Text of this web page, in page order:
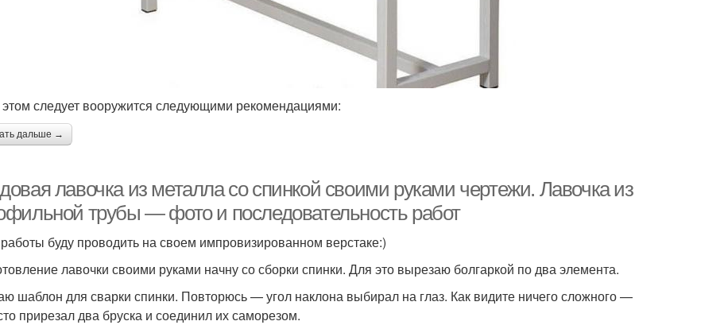
следует вооружится следующими рекомендациями:
дальше →
лавочка из металла со спинкой своими руками чертежи. Лавочка из
трубы — фото и последовательность работ
буду проводить на своем импровизированном верстаке:)
лавочки своими руками начну со сборки спинки. Для это вырезаю болгаркой по два элемента.
шаблон для сварки спинки. Повторюсь — угол наклона выбирал на глаз. Как видите ничего сложного —
прирезал два бруска и соединил их саморезом.